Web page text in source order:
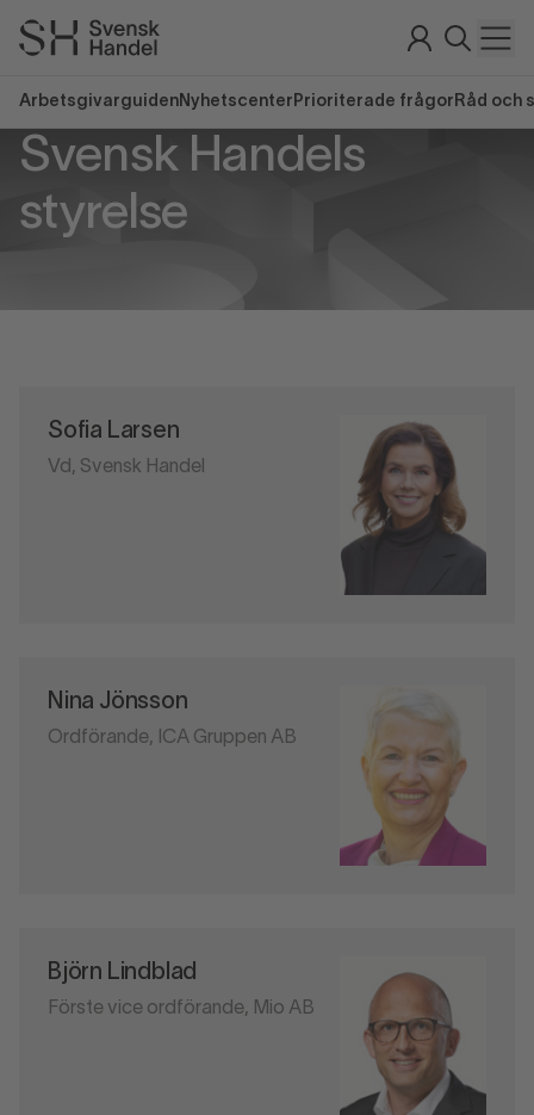
Arbetsgivarguiden Nyhetscenter Prioriterade frågor Råd och
Svensk Handels
styrelse
Sofia Larsen
Vd, Svensk Handel
Nina Jönsson
Ordförande, ICA Gruppen AB
Björn Lindblad
Förste vice ordförande, Mio AB